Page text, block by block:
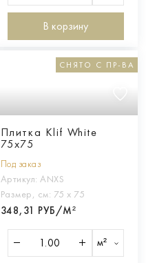
В корзину
СНЯТО С ПР-ВА
Плитка Klif White
75x75
Под заказ
Артикул: ANXS
Размер, см: 75 х 75
348,31 РУБ/М²
м²